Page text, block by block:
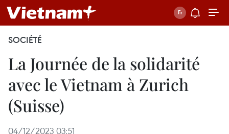
SOCIÉTÉ
La Journée de la solidarité
avec le Vietnam à Zurich
(Suisse)
04/12/2023 03:51